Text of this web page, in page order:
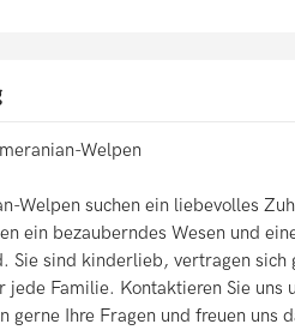
Welpen
Welpen suchen ein liebevolles
ein bezauberndes Wesen und
Sie sind kinderlieb, vertragen
jede Familie. Kontaktieren Sie uns
gerne Ihre Fragen und freuen uns